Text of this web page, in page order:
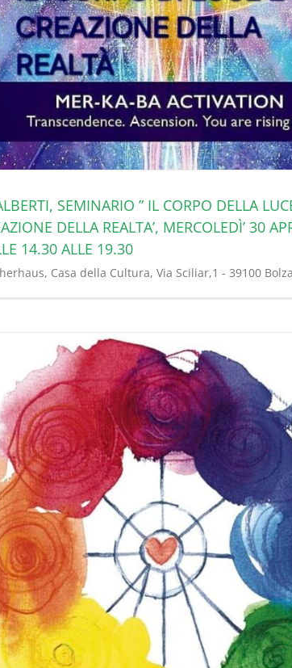
SEMINARIO ” IL CORPO DELLA
DELLA REALTA’, MERCOLEDÌ’ 30
14.30 ALLE 19.30
Casa della Cultura, Via Sciliar,1 - 39100